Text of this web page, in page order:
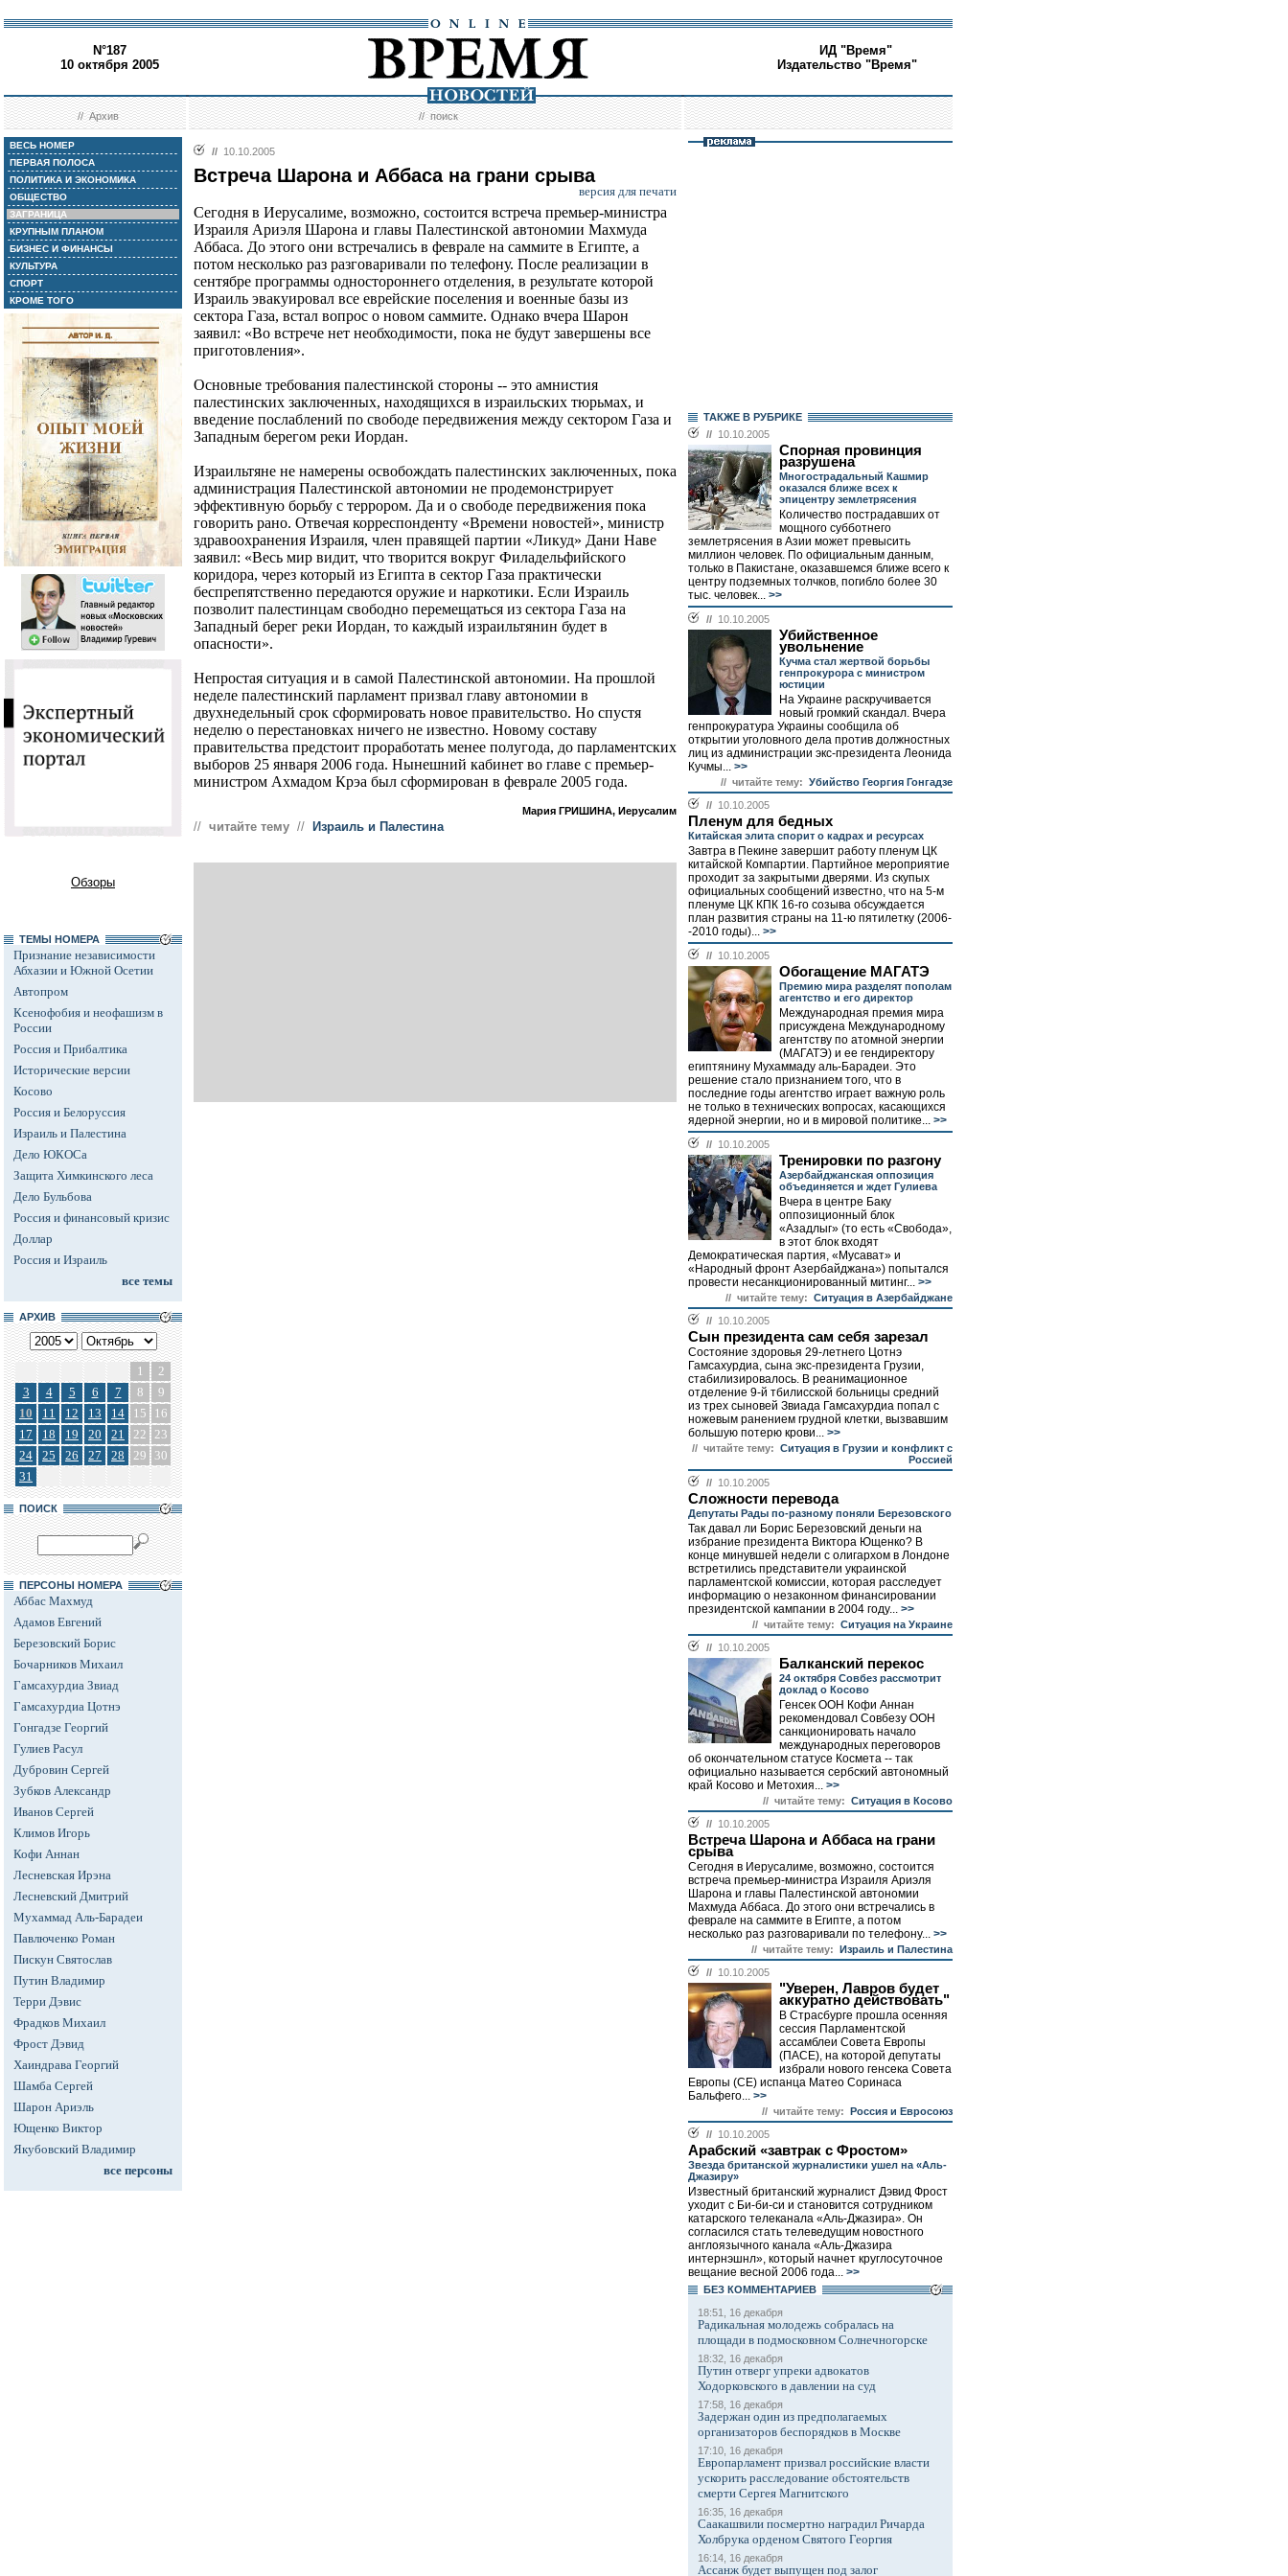
N°187
10 октября 2005
ИД "Время"
Издательство "Время"
//Архив //поиск
ВЕСЬ НОМЕР
ПЕРВАЯ ПОЛОСА
ПОЛИТИКА И ЭКОНОМИКА
ОБЩЕСТВО
ЗАГРАНИЦА
КРУПНЫМ ПЛАНОМ
БИЗНЕС И ФИНАНСЫ
КУЛЬТУРА
СПОРТ
КРОМЕ ТОГО
Обзоры
ТЕМЫ НОМЕРА
Признание независимости
Абхазии и Южной Осетии
Автопром
Ксенофобия и неофашизм в
России
Россия и Прибалтика
Исторические версии
Косово
Россия и Белоруссия
Израиль и Палестина
Дело ЮКОСа
Защита Химкинского леса
Дело Бульбова
Россия и финансовый кризис
Доллар
Россия и Израиль
все темы
АРХИВ
1
2
3
4 5 6 7 8
9
10
11 12 13 14 15
16
17
18 19 20 21 22 23
24
25 26 27 28 29
30
31
ПОИСК
ПЕРСОНЫ НОМЕРА
Аббас Махмуд
Адамов Евгений
Березовский Борис
Бочарников Михаил
Гамсахурдиа Звиад
Гамсахурдиа Цотнэ
Гонгадзе Георгий
Гулиев Расул
Дубровин Сергей
Зубков Александр
Иванов Сергей
Климов Игорь
Кофи Аннан
Лесневская Ирэна
Лесневский Дмитрий
Мухаммад Аль-Барадеи
Павлюченко Роман
Пискун Святослав
Путин Владимир
Терри Дэвис
Фрадков Михаил
Фрост Дэвид
Хаиндрава Георгий
Шамба Сергей
Шарон Ариэль
Ющенко Виктор
Якубовский Владимир
все персоны
// 10.10.2005
Встреча Шарона и Аббаса на грани срыва
версия для печати
Сегодня в Иерусалиме, возможно, состоится встреча премьер-министра
Израиля Ариэля Шарона и главы Палестинской автономии Махмуда
Аббаса. До этого они встречались в феврале на саммите в Египте, а
потом несколько раз разговаривали по телефону. После реализации в
сентябре программы одностороннего отделения, в результате которой
Израиль эвакуировал все еврейские поселения и военные базы из
сектора Газа, встал вопрос о новом саммите. Однако вчера Шарон
заявил: «Во встрече нет необходимости, пока не будут завершены все
приготовления».
Основные требования палестинской стороны -- это амнистия
палестинских заключенных, находящихся в израильских тюрьмах, и
введение послаблений по свободе передвижения между сектором Газа и
Западным берегом реки Иордан.
Израильтяне не намерены освобождать палестинских заключенных, пока
администрация Палестинской автономии не продемонстрирует
эффективную борьбу с террором. Да и о свободе передвижения пока
говорить рано. Отвечая корреспонденту «Времени новостей», министр
здравоохранения Израиля, член правящей партии «Ликуд» Дани Наве
заявил: «Весь мир видит, что творится вокруг Филадельфийского
коридора, через который из Египта в сектор Газа практически
беспрепятственно передаются оружие и наркотики. Если Израиль
позволит палестинцам свободно перемещаться из сектора Газа на
Западный берег реки Иордан, то каждый израильтянин будет в
опасности».
Непростая ситуация и в самой Палестинской автономии. На прошлой
неделе палестинский парламент призвал главу автономии в
двухнедельный срок сформировать новое правительство. Но спустя
неделю о перестановках ничего не известно. Новому составу
правительства предстоит проработать менее полугода, до парламентских
выборов 25 января 2006 года. Нынешний кабинет во главе с премьер-
министром Ахмадом Крэа был сформирован в феврале 2005 года.
Мария ГРИШИНА, Иерусалим
// читайте тему // Израиль и Палестина
ТАКЖЕ В РУБРИКЕ
// 10.10.2005
Спорная провинция
разрушена
Многострадальный Кашмир
оказался ближе всех к
эпицентру землетрясения
Количество пострадавших от
мощного субботнего
землетрясения в Азии может превысить
миллион человек. По официальным данным,
только в Пакистане, оказавшемся ближе всего к
центру подземных толчков, погибло более 30
тыс. человек... >>
// 10.10.2005
Убийственное
увольнение
Кучма стал жертвой борьбы
генпрокурора с министром
юстиции
На Украине раскручивается
новый громкий скандал. Вчера
генпрокуратура Украины сообщила об
открытии уголовного дела против должностных
лиц из администрации экс-президента Леонида
Кучмы... >>
// читайте тему: Убийство Георгия Гонгадзе
// 10.10.2005
Пленум для бедных
Китайская элита спорит о кадрах и ресурсах
Завтра в Пекине завершит работу пленум ЦК
китайской Компартии. Партийное мероприятие
проходит за закрытыми дверями. Из скупых
официальных сообщений известно, что на 5-м
пленуме ЦК КПК 16-го созыва обсуждается
план развития страны на 11-ю пятилетку (2006-
-2010 годы)... >>
// 10.10.2005
Обогащение МАГАТЭ
Премию мира разделят пополам
агентство и его директор
Международная премия мира
присуждена Международному
агентству по атомной энергии
(МАГАТЭ) и ее гендиректору
египтянину Мухаммаду аль-Барадеи. Это
решение стало признанием того, что в
последние годы агентство играет важную роль
не только в технических вопросах, касающихся
ядерной энергии, но и в мировой политике... >>
// 10.10.2005
Тренировки по разгону
Азербайджанская оппозиция
объединяется и ждет Гулиева
Вчера в центре Баку
оппозиционный блок
«Азадлыг» (то есть «Свобода»,
в этот блок входят
Демократическая партия, «Мусават» и
«Народный фронт Азербайджана») попытался
провести несанкционированный митинг... >>
// читайте тему: Ситуация в Азербайджане
// 10.10.2005
Сын президента сам себя зарезал
Состояние здоровья 29-летнего Цотнэ
Гамсахурдиа, сына экс-президента Грузии,
стабилизировалось. В реанимационное
отделение 9-й тбилисской больницы средний
из трех сыновей Звиада Гамсахурдиа попал с
ножевым ранением грудной клетки, вызвавшим
большую потерю крови... >>
// читайте тему: Ситуация в Грузии и конфликт с
Россией
// 10.10.2005
Сложности перевода
Депутаты Рады по-разному поняли Березовского
Так давал ли Борис Березовский деньги на
избрание президента Виктора Ющенко? В
конце минувшей недели с олигархом в Лондоне
встретились представители украинской
парламентской комиссии, которая расследует
информацию о незаконном финансировании
президентской кампании в 2004 году... >>
// читайте тему: Ситуация на Украине
// 10.10.2005
Балканский перекос
24 октября Совбез рассмотрит
доклад о Косово
Генсек ООН Кофи Аннан
рекомендовал Совбезу ООН
санкционировать начало
международных переговоров
об окончательном статусе Космета -- так
официально называется сербский автономный
край Косово и Метохия... >>
// читайте тему: Ситуация в Косово
// 10.10.2005
Встреча Шарона и Аббаса на грани
срыва
Сегодня в Иерусалиме, возможно, состоится
встреча премьер-министра Израиля Ариэля
Шарона и главы Палестинской автономии
Махмуда Аббаса. До этого они встречались в
феврале на саммите в Египте, а потом
несколько раз разговаривали по телефону... >>
// читайте тему: Израиль и Палестина
// 10.10.2005
"Уверен, Лавров будет
аккуратно действовать"
В Страсбурге прошла осенняя
сессия Парламентской
ассамблеи Совета Европы
(ПАСЕ), на которой депутаты
избрали нового генсека Совета
Европы (СЕ) испанца Матео Соринаса
Бальфего... >>
// читайте тему: Россия и Евросоюз
// 10.10.2005
Арабский «завтрак с Фростом»
Звезда британской журналистики ушел на «Аль-
Джазиру»
Известный британский журналист Дэвид Фрост
уходит с Би-би-си и становится сотрудником
катарского телеканала «Аль-Джазира». Он
согласился стать телеведущим новостного
англоязычного канала «Аль-Джазира
интернэшнл», который начнет круглосуточное
вещание весной 2006 года... >>
БЕЗ КОМMЕНТАРИЕВ
18:51, 16 декабря
Радикальная молодежь собралась на
площади в подмосковном Солнечногорске
18:32, 16 декабря
Путин отверг упреки адвокатов
Ходорковского в давлении на суд
17:58, 16 декабря
Задержан один из предполагаемых
организаторов беспорядков в Москве
17:10, 16 декабря
Европарламент призвал российские власти
ускорить расследование обстоятельств
смерти Сергея Магнитского
16:35, 16 декабря
Саакашвили посмертно наградил Ричарда
Холбрука орденом Святого Георгия
16:14, 16 декабря
Ассанж будет выпущен под залог